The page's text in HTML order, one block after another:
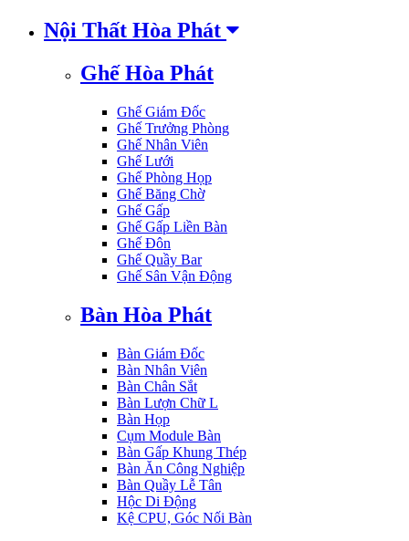
Nội Thất Hòa Phát
Ghế Hòa Phát
Ghế Giám Đốc
Ghế Trưởng Phòng
Ghế Nhân Viên
Ghế Lưới
Ghế Phòng Họp
Ghế Băng Chờ
Ghế Gấp
Ghế Gấp Liền Bàn
Ghế Đôn
Ghế Quầy Bar
Ghế Sân Vận Động
Bàn Hòa Phát
Bàn Giám Đốc
Bàn Nhân Viên
Bàn Chân Sắt
Bàn Lượn Chữ L
Bàn Họp
Cụm Module Bàn
Bàn Gấp Khung Thép
Bàn Ăn Công Nghiệp
Bàn Quầy Lễ Tân
Hộc Di Động
Kệ CPU, Góc Nối Bàn